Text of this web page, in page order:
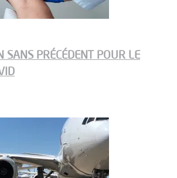
SANS PRÉCÉDENT POUR LE